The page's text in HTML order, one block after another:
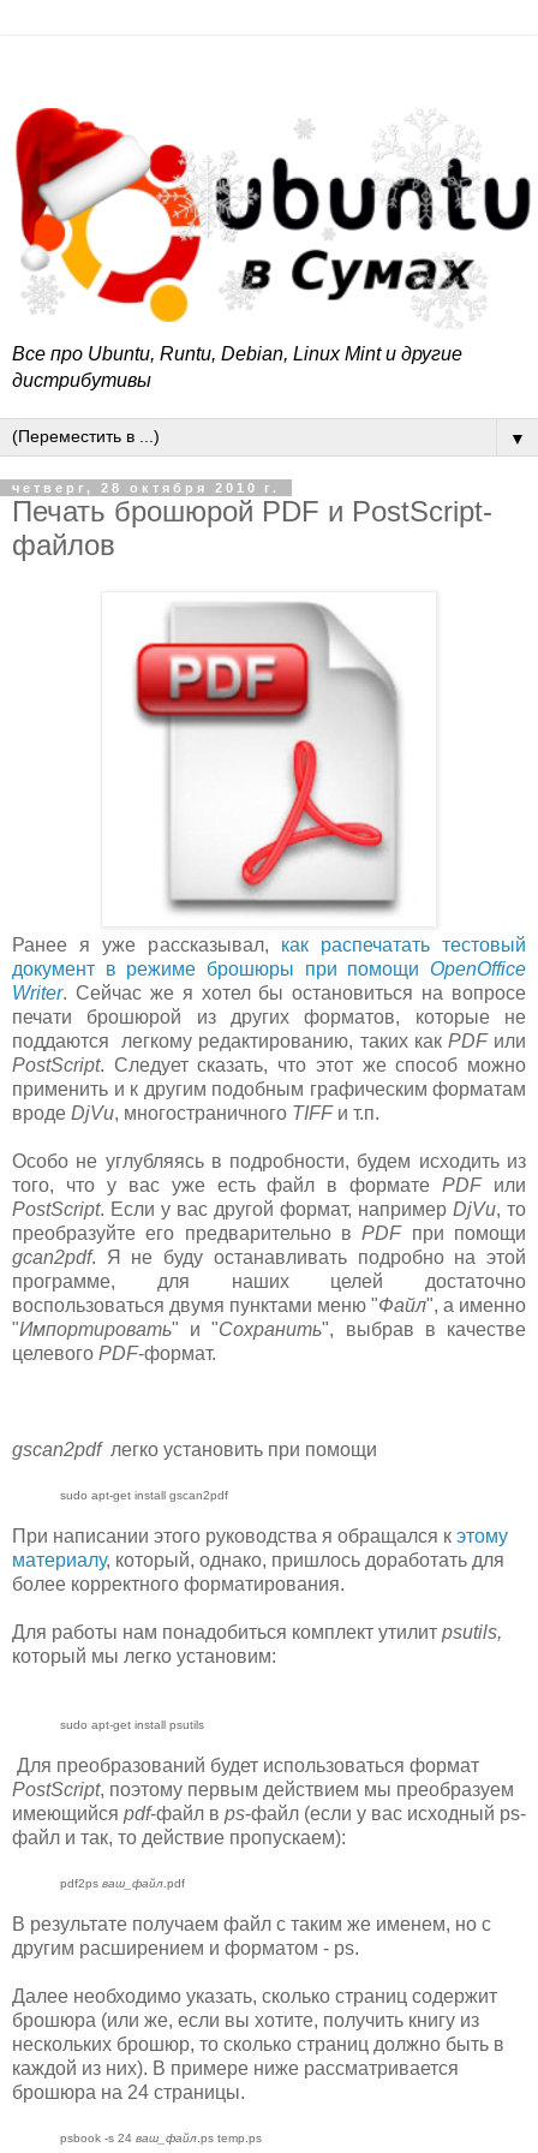
Все про Ubuntu, Runtu, Debian, Linux Mint и другие
дистрибутивы
▼
четверг, 28 октября 2010 г.
Печать брошюрой PDF и PostScript-
файлов
Ранее я уже рассказывал, как распечатать тестовый
документ в режиме брошюры при помощи OpenOffice
Writer. Сейчас же я хотел бы остановиться на вопросе
печати брошюрой из других форматов, которые не
поддаются легкому редактированию, таких как PDFили
PostScript. Следует сказать, что этот же способ можно
применить и к другим подобным графическим форматам
вроде DjVu, многостраничного TIFFи т.п.
Особо не углубляясь в подробности, будем исходить из
того, что у вас уже есть файл в форматеPDFили
PostScript. Если у вас другой формат, например DjVu, то
преобразуйте его предварительно вPDFпри помощи
gcan2pdf. Я не буду останавливать подробно на этой
программе, для наших целей достаточно
воспользоваться двумя пунктами меню "Файл", а именно
"Импортировать" и "Сохранить", выбрав в качестве
целевого PDF-формат.
gscan2pdfлегко установить при помощи
sudo apt-get install gscan2pdf
При написании этого руководства я обращался к этому
материалу, который, однако, пришлось доработать для
более корректного форматирования.
Для работы нам понадобиться комплект утилит psutils,
который мы легко установим:
sudo apt-get install psutils
Для преобразований будет использоваться формат
PostScript, поэтому первым действием мы преобразуем
имеющийся pdf-файл в ps-файл (если у вас исходный ps-
файл и так, то действие пропускаем):
pdf2ps ваш_файл .pdf
В результате получаем файл с таким же именем, но с
другим расширением и форматом - ps.
Далее необходимо указать, сколько страниц содержит
брошюра (или же, если вы хотите, получить книгу из
нескольких брошюр, то сколько страниц должно быть в
каждой из них). В примере ниже рассматривается
брошюра на 24 страницы.
psbook -s 24 ваш_файл .ps temp.ps